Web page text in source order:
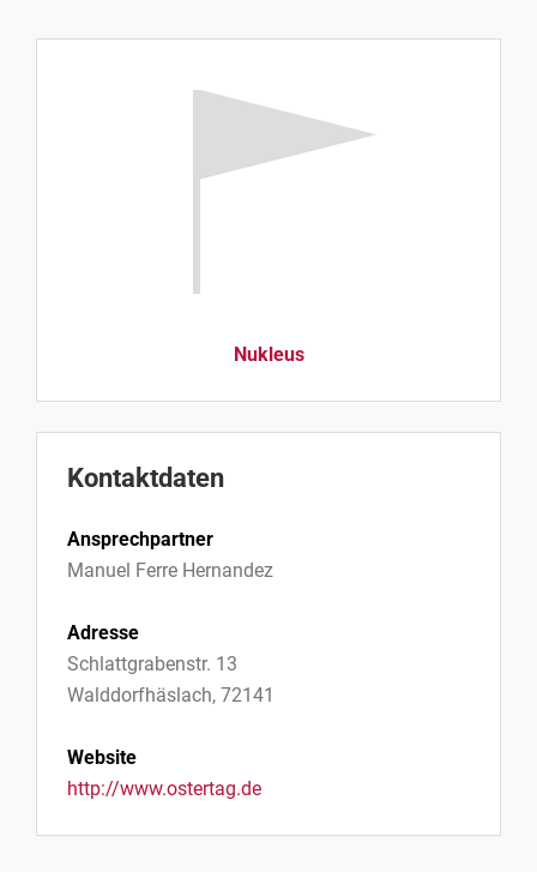
Nukleus
Kontaktdaten
Ansprechpartner
Manuel Ferre Hernandez
Adresse
Schlattgrabenstr. 13
Walddorfhäslach, 72141
Website
http://www.ostertag.de